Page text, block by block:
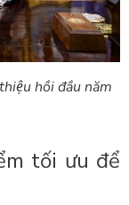
hồi đầu năm
tối ưu để